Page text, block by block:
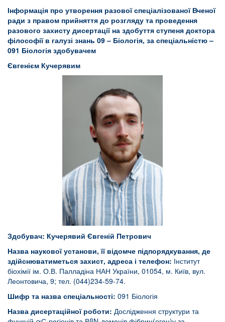
Інформація про утворення разової спеціалізованої Вченої
ради з правом прийняття до розгляду та проведення
разового захисту дисертації на здобуття ступеня доктора
філософії в галузі знань 09 – Біологія, за спеціальністю –
091 Біологія здобувачем
Євгенієм Кучерявим
Здобувач: Кучерявий Євгеній Петрович
Назва наукової установи, її відомче підпорядкування, де
здійснюватиметься захист, адреса і телефон: Інститут
біохімії ім. О.В. Палладіна НАН України, 01054, м. Київ, вул.
Леонтовича, 9; тел. (044)234-59-74.
Шифр та назва спеціальності: 091 Біологія
Назва дисертаційної роботи: Дослідження структури та